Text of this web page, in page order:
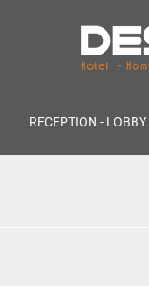
RECEPTION - LOBBY